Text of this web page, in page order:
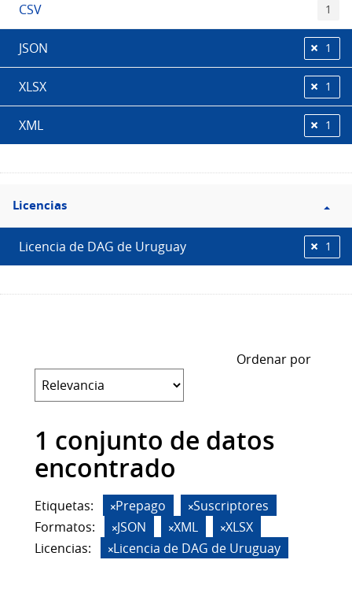
CSV 1
JSON 1
XLSX 1
XML 1
Filtro
Licencias
Licencias
Licencia de DAG de Uruguay 1
Ordenar por
1 conjunto de datos
encontrado
Etiquetas: Prepago
Suscriptores
Formatos:
JSON XML
XLSX
Licencias:
Licencia de DAG de Uruguay